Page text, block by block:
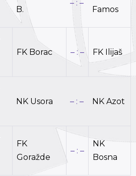
B.
– : –
Famos
FK Borac – : – FK Ilijaš
NK Usora – : – NK Azot
FK
Goražde
– : –
NK
Bosna